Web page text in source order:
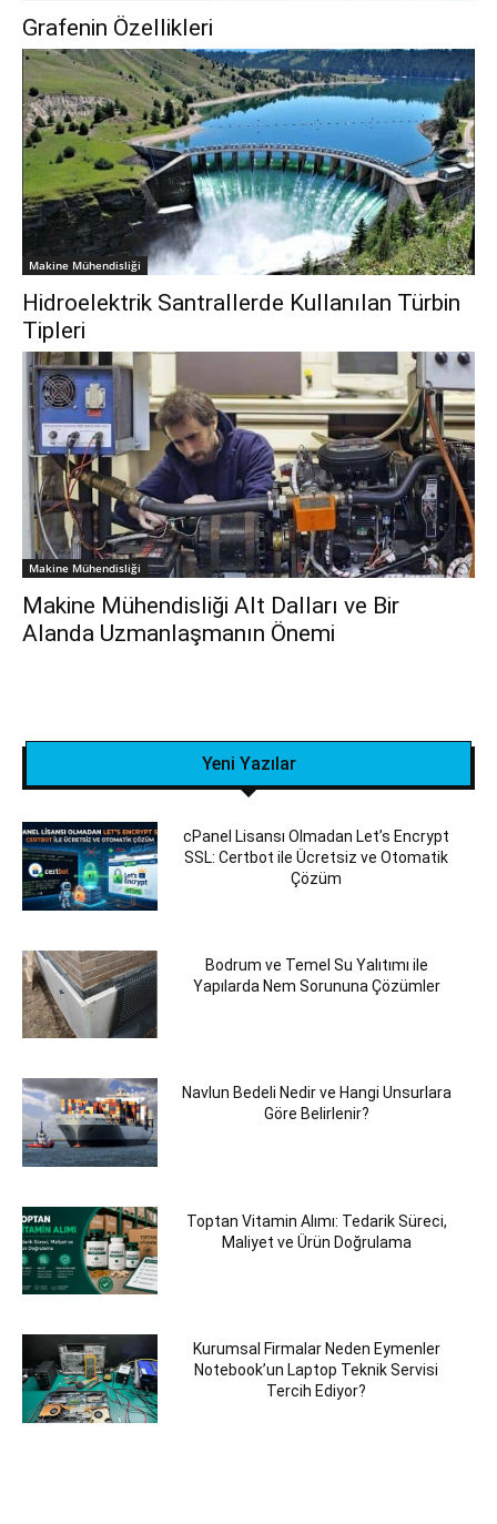
Grafenin Özellikleri
Makine Mühendisliği
Hidroelektrik Santrallerde Kullanılan Türbin
Tipleri
Makine Mühendisliği
Makine Mühendisliği Alt Dalları ve Bir
Alanda Uzmanlaşmanın Önemi
Yeni Yazılar
cPanel Lisansı Olmadan Let’s Encrypt
SSL: Certbot ile Ücretsiz ve Otomatik
Çözüm
Bodrum ve Temel Su Yalıtımı ile
Yapılarda Nem Sorununa Çözümler
Navlun Bedeli Nedir ve Hangi Unsurlara
Göre Belirlenir?
Toptan Vitamin Alımı: Tedarik Süreci,
Maliyet ve Ürün Doğrulama
Kurumsal Firmalar Neden Eymenler
Notebook’un Laptop Teknik Servisi
Tercih Ediyor?